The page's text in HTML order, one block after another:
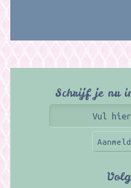
Schrijf je nu